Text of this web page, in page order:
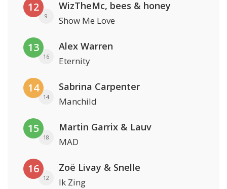
12
9
WizTheMc, bees & honey
Show Me Love
13
16
Alex Warren
Eternity
14
14
Sabrina Carpenter
Manchild
15
18
Martin Garrix & Lauv
MAD
16
12
Zoë Livay & Snelle
Ik Zing